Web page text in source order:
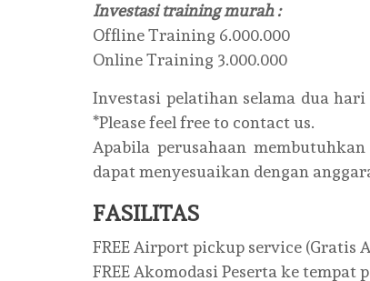
Investasi training murah :
Offline Training 6.000.000
Online Training 3.000.000
Investasi pelatihan selama dua
*Please feel free to contact us.
Apabila perusahaan
dapat menyesuaikan dengan
FASILITAS
FREE Airport pickup service (Gratis
FREE Akomodasi Peserta ke tempat